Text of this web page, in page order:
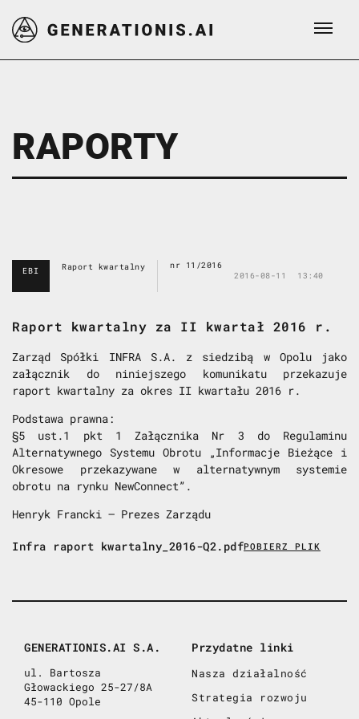
RAPORTY
EBI Raport kwartalny
nr 11/2016
2016-08-11
13:40
Raport kwartalny za II kwartał 2016 r.
Zarząd Spółki INFRA S.A. z siedzibą w Opolu jako
załącznik do niniejszego komunikatu przekazuje
raport kwartalny za okres II kwartału 2016 r.
Podstawa prawna:
§5 ust.1 pkt 1 Załącznika Nr 3 do Regulaminu
Alternatywnego Systemu Obrotu „Informacje Bieżące i
Okresowe przekazywane w alternatywnym systemie
obrotu na rynku NewConnect”.
Henryk Francki – Prezes Zarządu
Infra raport kwartalny_2016-Q2.pdfPOBIERZ PLIK
GENERATIONIS.AI S.A.
ul. Bartosza
Głowackiego 25-27/8A
45-110 Opole
Przydatne linki
Nasza działalność
Strategia rozwoju